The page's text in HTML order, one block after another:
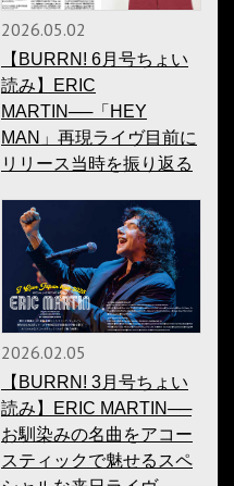
2026.05.02
【BURRN! 6月号ちょい
読み】ERIC
MARTIN──「HEY
MAN」再現ライヴ目前に
リリース当時を振り返る
2026.02.05
【BURRN! 3月号ちょい
読み】ERIC MARTIN──
お馴染みの名曲をアコー
スティックで魅せるスペ